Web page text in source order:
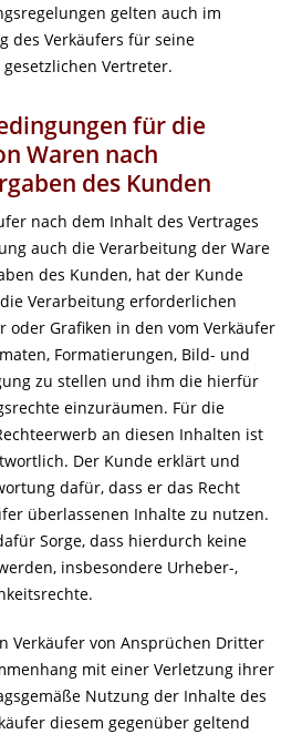
gelten auch im
des Verkäufers für seine
Vertreter.
für die
Waren nach
des Kunden
nach dem Inhalt des Vertrages
auch die Verarbeitung der Ware
des Kunden, hat der Kunde
Verarbeitung erforderlichen
oder Grafiken in den vom Verkäufer
Formatierungen, Bild- und
zu stellen und ihm die hierfür
einzuräumen. Für die
an diesen Inhalten ist
Der Kunde erklärt und
dafür, dass er das Recht
überlassenen Inhalte zu nutzen.
Sorge, dass hierdurch keine
insbesondere Urheber-,
Verkäufer von Ansprüchen Dritter
mit einer Verletzung ihrer
Nutzung der Inhalte des
diesem gegenüber geltend